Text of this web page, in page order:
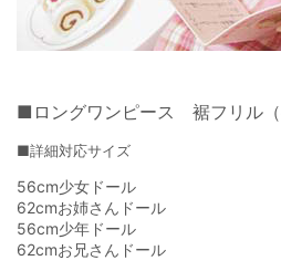
■ロングワンピース 裾フリル
■詳細対応サイズ
56cm少女ドール
62cmお姉さんドール
56cm少年ドール
62cmお兄さんドール